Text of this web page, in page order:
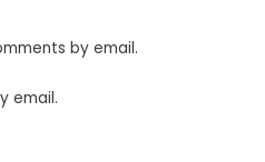
by email.
email.